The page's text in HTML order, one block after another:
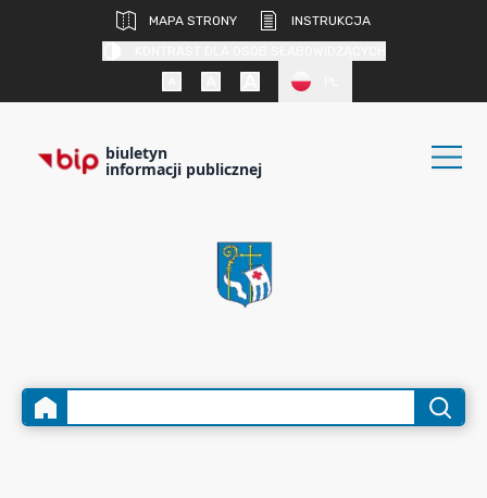
MAPA STRONY
INSTRUKCJA
biuletyn
informacji publicznej